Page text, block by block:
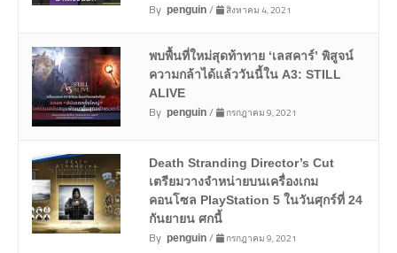
By penguin/ สิงหาคม 4, 2021
พบพื้นที่ใหม่สุดท้าทาย ‘เลสคาร์’ พิสูจน์
ความกล้าได้แล้ววันนี้ใน A3: STILL
ALIVE
By penguin/ กรกฎาคม 9, 2021
Death Stranding Director’s Cut
เตรียมวางจำหน่ายบนเครื่องเกม
คอนโซล PlayStation 5 ในวันศุกร์ที่ 24
กันยายน ศกนี้
By penguin/ กรกฎาคม 9, 2021